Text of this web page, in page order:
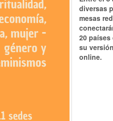
diversas
mesas
20 países
su
online.